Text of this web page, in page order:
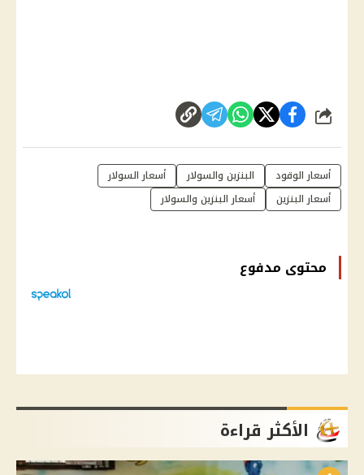
شارك
أسعار الوقود البنزين والسولار
أسعار السولار
أسعار البنزين
أسعار البنزين والسولار
محتوى مدفوع
الأكثر قراءة